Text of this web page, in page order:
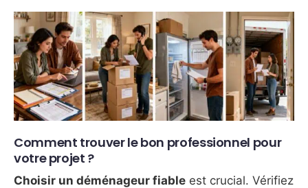
Comment trouver le bon professionnel pour
votre projet ?
Choisir un déménageur fiable est crucial. Vérifiez